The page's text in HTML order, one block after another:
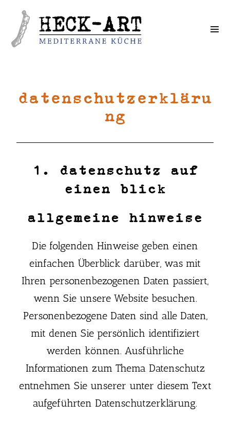
datenschutzerkläru
ng
1. datenschutz auf
einen blick
allgemeine hinweise
Die folgenden Hinweise geben einen
einfachen Überblick darüber, was mit
Ihren personenbezogenen Daten passiert,
wenn Sie unsere Website besuchen.
Personenbezogene Daten sind alle Daten,
mit denen Sie persönlich identifiziert
werden können. Ausführliche
Informationen zum Thema Datenschutz
entnehmen Sie unserer unter diesem Text
aufgeführten Datenschutzerklärung.